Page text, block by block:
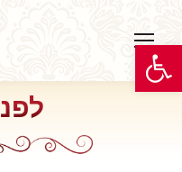
פתח סרגל נגישות